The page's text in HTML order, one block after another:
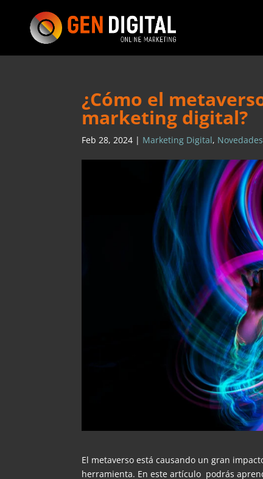
¿Cómo el
marketing digital?
Feb 28, 2024 | Marketing Digital, Novedades
El metaverso está causando un gran
herramienta. En este artículo podrás